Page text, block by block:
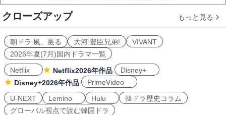
クローズアップ もっと見る
朝ドラ:風、薫る 大河:豊臣兄弟!
VIVANT
2026年夏(7月)国内ドラマ一覧
Netflix
Netflix2026年作品
Disney+
Disney+2026年作品
PrimeVideo
U-NEXT
Lemino Hulu
韓ドラ歴史コラム
グローバル視点で読む韓国ドラ